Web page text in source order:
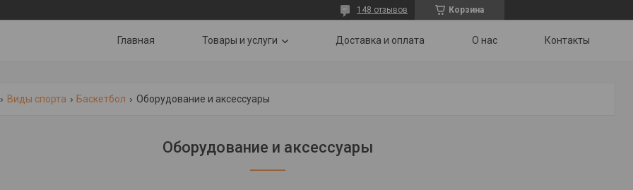
Корзина
148 отзывов
Главная Товары и услуги Доставка и оплата О нас Контакты
Виды спорта Баскетбол Оборудование и аксессуары
Оборудование и аксессуары